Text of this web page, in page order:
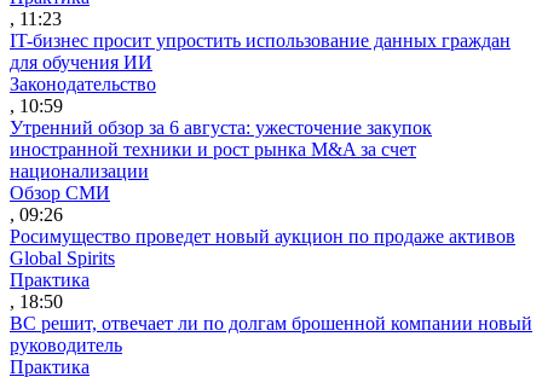
, 11:23
IT-бизнес просит упростить использование данных граждан
для обучения ИИ
Законодательство
, 10:59
Утренний обзор за 6 августа: ужесточение закупок
иностранной техники и рост рынка M&A за счет
национализации
Обзор СМИ
, 09:26
Росимущество проведет новый аукцион по продаже активов
Global Spirits
Практика
, 18:50
ВС решит, отвечает ли по долгам брошенной компании новый
руководитель
Практика